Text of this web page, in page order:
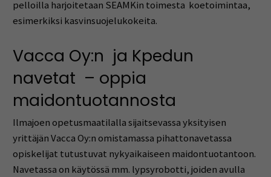
pelloilla harjoitetaan SEAMKin toimesta koetoimintaa,
esimerkiksi kasvinsuojelukokeita.
Vacca Oy:n ja Kpedun
navetat – oppia
maidontuotannosta
Ilmajoen opetusmaatilalla sijaitsevassa yksityisen
yrittäjän Vacca Oy:n omistamassa pihattonavetassa
opiskelijat tutustuvat nykyaikaiseen maidontuotantoon.
Navetassa on käytössä mm. lypsyrobotti, joiden avulla